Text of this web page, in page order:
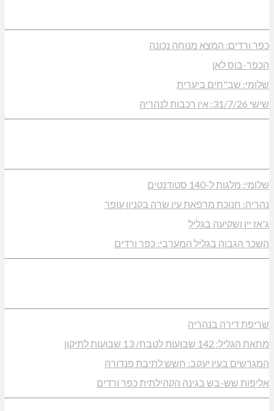
כפר ורדים: המצא מנוחה נכונה
הכפר-בוס לאן
שלומי: שב"חים ביערית
שישי 31/7/26: אין רכבות לנהריה
שלומי: מלגות ל-140 סטודנטים
נהריה: חנוכת מרפאת עין שרה בקניון עופר
ג'אז יין ושקיעה בגליל
השכר הגבוה בגליל המערבי: כפר ורדים
שריפת דירה בנהריה
מחאת הגליל: 142 שבועות לטבח/ 13 שבועות לתיקון
המגרשים בעין יעקב: חשש לתיבת פנדורה
אליפות שש-בש בגינה הקהילתית כפר ורדים